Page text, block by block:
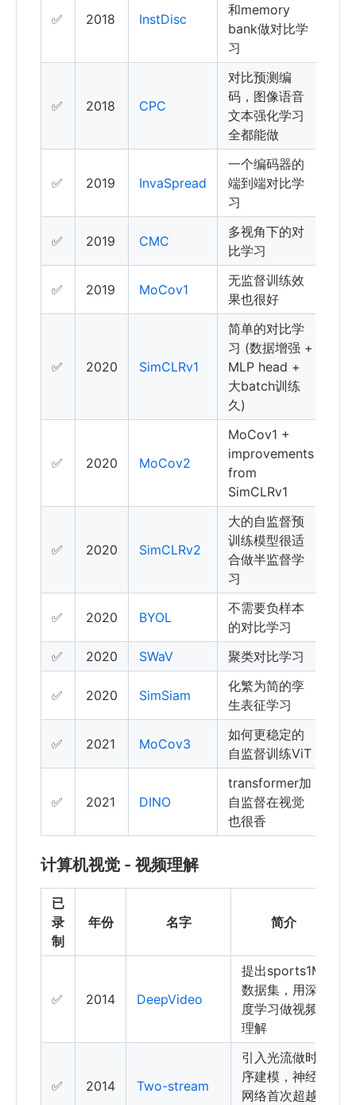
✅ 2018 InstDisc
和memory
bank做对比学
习
✅ 2018 CPC
对比预测编
码，图像语音
文本强化学习
全都能做
✅ 2019 InvaSpread
一个编码器的
端到端对比学
习
✅ 2019 CMC
多视角下的对
比学习
✅ 2019 MoCov1
无监督训练效
果也很好
✅ 2020 SimCLRv1
简单的对比学
习 (数据增强 +
MLP head +
大batch训练
久)
✅ 2020 MoCov2
MoCov1 +
improvements
from
SimCLRv1
✅ 2020 SimCLRv2
大的自监督预
训练模型很适
合做半监督学
习
✅ 2020 BYOL
不需要负样本
的对比学习
✅
2020 SWaV 聚类对比学习
✅ 2020 SimSiam
化繁为简的孪
生表征学习
✅ 2021 MoCov3
如何更稳定的
自监督训练ViT
✅ 2021 DINO
transformer加
自监督在视觉
也很香
计算机视觉 - 视频理解
已
录
制
年份 名字 简介
✅ 2014 DeepVideo
提出sports1M
数据集，用深
度学习做视频
理解
✅ 2014 Two-stream
引入光流做时
序建模，神经
网络首次超越